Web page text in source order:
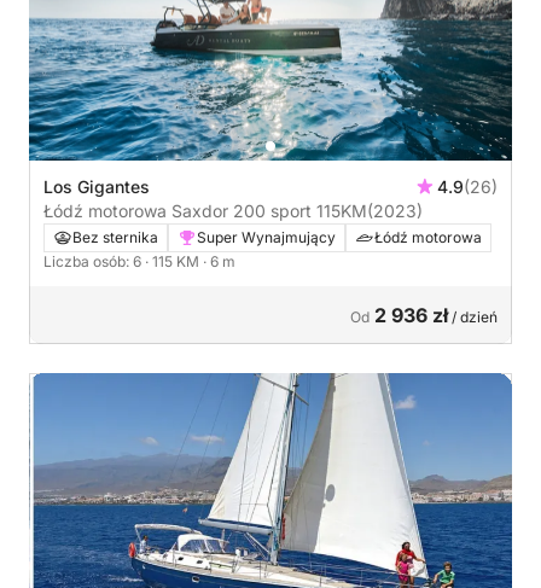
Los Gigantes 4.9(26)
Łódź motorowa Saxdor 200 sport 115KM(2023)
Bez sternika Super Wynajmujący
Łódź motorowa
Liczba osób: 6 · 115 KM · 6 m
Od 2 936 zł/ dzień